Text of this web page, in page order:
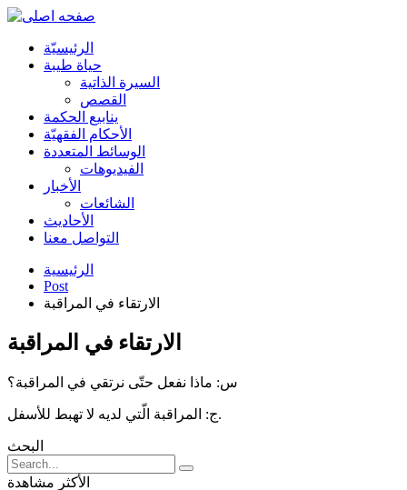
الرئیسیّة
حياة طيبة
السيرة الذاتية
القصص
ينابيع الحكمة
الأحکام الفقهیّة
الوسائط المتعددة
الفیدیوهات
الأخبار
الشائعات
الأحادیث
التواصل معنا
الرئيسية
Post
الارتقاء في المراقبة
الارتقاء في المراقبة
س: ماذا نفعل حتّى نرتقي في المراقبة؟
ج: المراقبة الّتي لديه لا تهبط للأسفل.
البحث
الأكثر مشاهدة